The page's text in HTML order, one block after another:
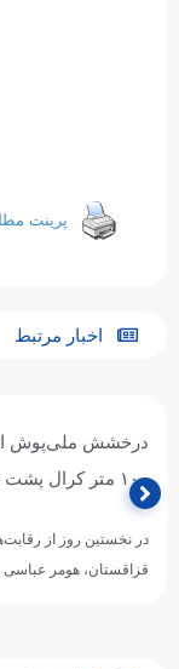
پرینت
اخبار مرتبط
درخشش ملی‌پوش
۱۰۰ متر کرال پشت غرب آسیا شد
قزاقستان، هومر